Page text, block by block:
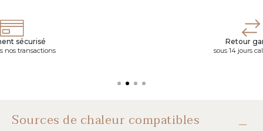
sécurisé
nos transactions
Retour
sous 14 jours
Sources de chaleur compatibles